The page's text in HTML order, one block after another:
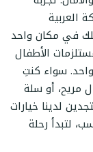
في مكان واحد
الأطفال
سواء كنتِ
مريح، أو سلة
لدينا خيارات
لتبدأ رحلة